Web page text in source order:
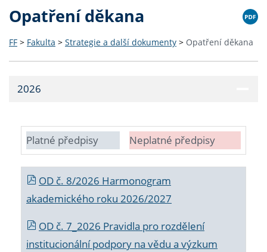
Opatření děkana
FF > Fakulta > Strategie a další dokumenty > Opatření děkana
2026
Platné předpisy Neplatné předpisy
OD č. 8/2026 Harmonogram
akademického roku 2026/2027
OD č. 7_2026 Pravidla pro rozdělení
institucionální podpory na vědu a výzkum